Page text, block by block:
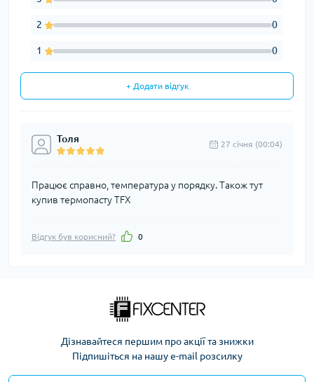
2 0
1 0
+ Додати відгук
Толя 27 cічня (00:04)
Працює справно, температура у порядку. Також тут
купив термопасту TFX
Відгук був корисний? 0
Дізнавайтеся першим про акції та знижки
Підпишіться на нашу e-mail розсилку